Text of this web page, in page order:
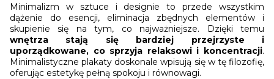
Minimalizm w sztuce i designie to przede wszystkim
dążenie do esencji, eliminacja zbędnych elementów i
skupienie się na tym, co najważniejsze. Dzięki temu
wnętrza stają się bardziej przejrzyste i
uporządkowane, co sprzyja relaksowi i koncentracji.
Minimalistyczne plakaty doskonale wpisują się w tę filozofię,
oferując estetykę pełną spokoju i równowagi.